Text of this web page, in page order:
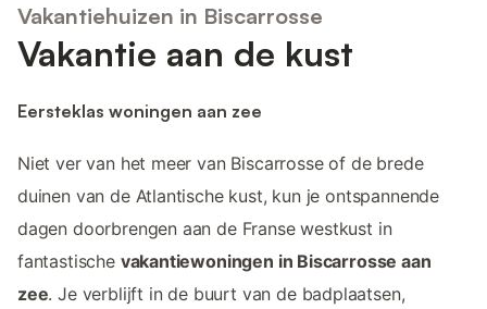
Vakantiehuizen in Biscarrosse
Vakantie aan de kust
Eersteklas woningen aan zee
Niet ver van het meer van Biscarrosse of de brede
duinen van de Atlantische kust, kun je ontspannende
dagen doorbrengen aan de Franse westkust in
fantastische vakantiewoningen in Biscarrosse aan
zee. Je verblijft in de buurt van de badplaatsen,